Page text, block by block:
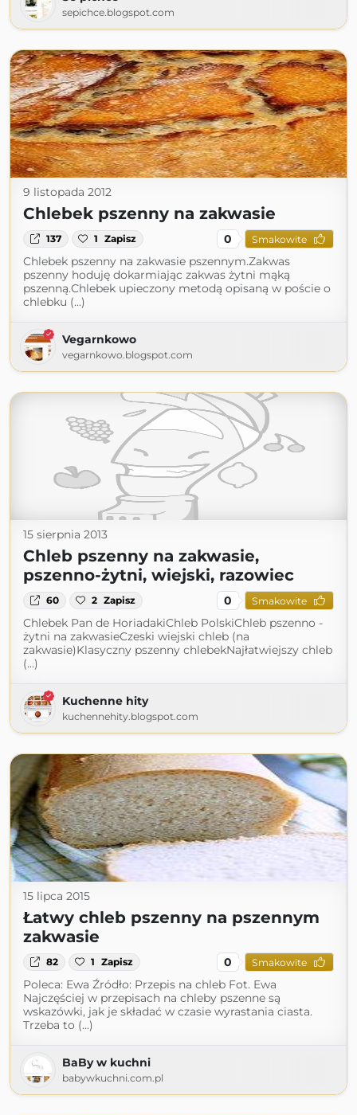
sepichce.blogspot.com
9 listopada 2012
Chlebek pszenny na zakwasie
137 1 Zapisz 0 Smakowite
Chlebek pszenny na zakwasie pszennym.Zakwas
pszenny hoduję dokarmiając zakwas żytni mąką
pszenną.Chlebek upieczony metodą opisaną w poście o
chlebku (...)
Vegarnkowo
vegarnkowo.blogspot.com
15 sierpnia 2013
Chleb pszenny na zakwasie,
pszenno-żytni, wiejski, razowiec
60 2 Zapisz 0 Smakowite
Chlebek Pan de HoriadakiChleb PolskiChleb pszenno -
żytni na zakwasieCzeski wiejski chleb (na
zakwasie)Klasyczny pszenny chlebekNajłatwiejszy chleb
(...)
Kuchenne hity
kuchennehity.blogspot.com
15 lipca 2015
Łatwy chleb pszenny na pszennym
zakwasie
82 1 Zapisz 0 Smakowite
Poleca: Ewa Źródło: Przepis na chleb Fot. Ewa
Najczęściej w przepisach na chleby pszenne są
wskazówki, jak je składać w czasie wyrastania ciasta.
Trzeba to (...)
BaBy w kuchni
babywkuchni.com.pl